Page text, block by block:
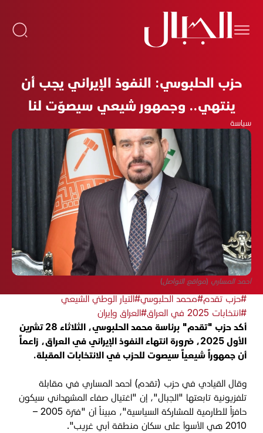
حزب الحلبوسي: النفوذ الإيراني يجب أن
ينتهي.. وجمهور شيعي سيصوّت لنا
سياسة
أحمد المساري (مواقع التواصل)
#حزب تقدم#محمد الحلبوسي#التيار الوطني الشيعي
#انتخابات 2025 في العراق
#العراق وإيران
أكد حزب "تقدم" برئاسة محمد الحلبوسي، الثلاثاء 28 تشرين
الأول 2025، ضرورة انتهاء النفوذ الإيراني في العراق، زاعماً
أن جمهوراً شيعياً سيصوت للحزب في الانتخابات المقبلة.
وقال القيادي في حزب (تقدم) أحمد المساري في مقابلة
تلفزيونية تابعتها "الجبال"، إن "اغتيال صفاء المشهداني سيكون
حافزاً للطارمية للمشاركة السياسية"، مبيناً أن "فترة 2005 –
2010 هي الأسوأ على سكان منطقة أبي غريب".